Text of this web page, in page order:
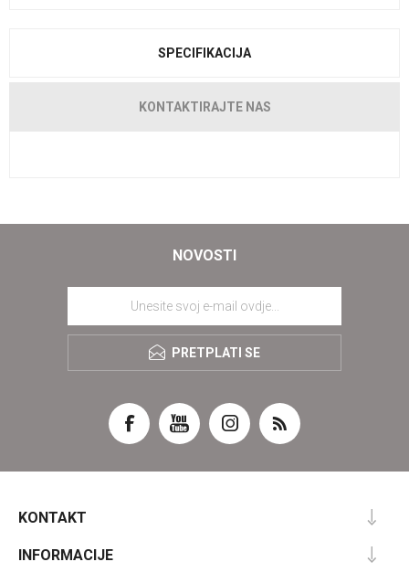
SPECIFIKACIJA
KONTAKTIRAJTE NAS
NOVOSTI
PRETPLATI SE
KONTAKT
INFORMACIJE